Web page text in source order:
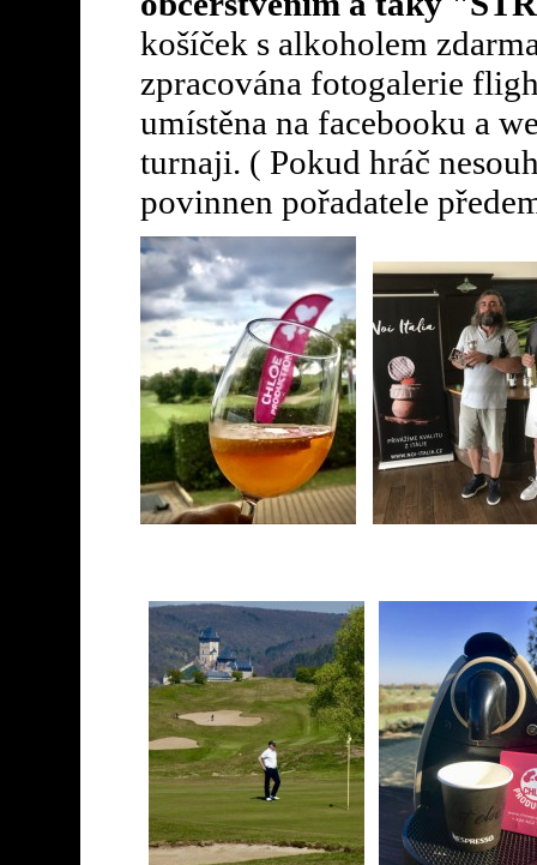
košíček s alkoholem
zpracována fotogalerie
umístěna na facebooku a
turnaji. ( Pokud hráč
povinnen pořadatele